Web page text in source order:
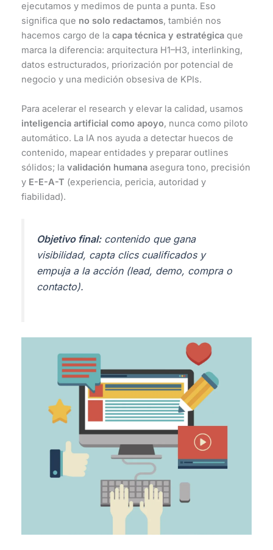
ejecutamos y medimos de punta a punta. Eso
significa que no solo redactamos, también nos
hacemos cargo de la capa técnica y estratégicaque
marca la diferencia: arquitectura H1–H3, interlinking,
datos estructurados, priorización por potencial de
negocio y una medición obsesiva de KPIs.
Para acelerar el research y elevar la calidad, usamos
inteligencia artificial como apoyo, nunca como piloto
automático. La IA nos ayuda a detectar huecos de
contenido, mapear entidades y preparar outlines
sólidos; la validación humanaasegura tono, precisión
y E-E-A-T (experiencia, pericia, autoridad y
fiabilidad).
Objetivo final:contenido que gana
visibilidad, capta clics cualificados y
empuja a la acción (lead, demo, compra o
contacto).